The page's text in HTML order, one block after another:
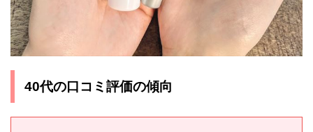
40代の口コミ評価の傾向